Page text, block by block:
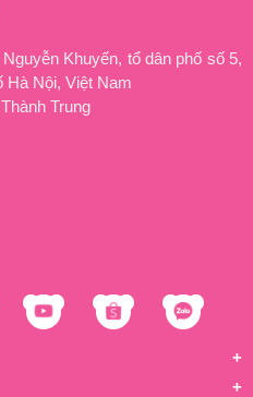
Khuyến, tổ dân phố số 5,
Hà Nội, Việt Nam
Trung